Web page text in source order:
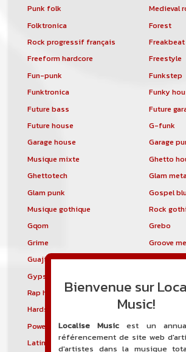
Punk folk
Medieval
Folktronica
Forest
Rock progressif français
Freakbeat
Freeform hardcore
Freestyle
Fun-punk
Funkstep
Funktronica
Funky
Future bass
Future
Future house
G-funk
Garage house
Garage
Musique mixte
Ghetto
Ghettotech
Glam
Glam punk
Gospel
Musique gothique
Rock
Gqom
Grebo
Grime
Groove
Guajira
Guaracha
Gypsy punk
Rap hardcore
Industrial
Hardstep
Hardstyle
Power noise
Heavenly
Latin metal
Musique
Bienvenue sur
Music!
Localise Music est un
référencement de site web
d'artistes dans la musique